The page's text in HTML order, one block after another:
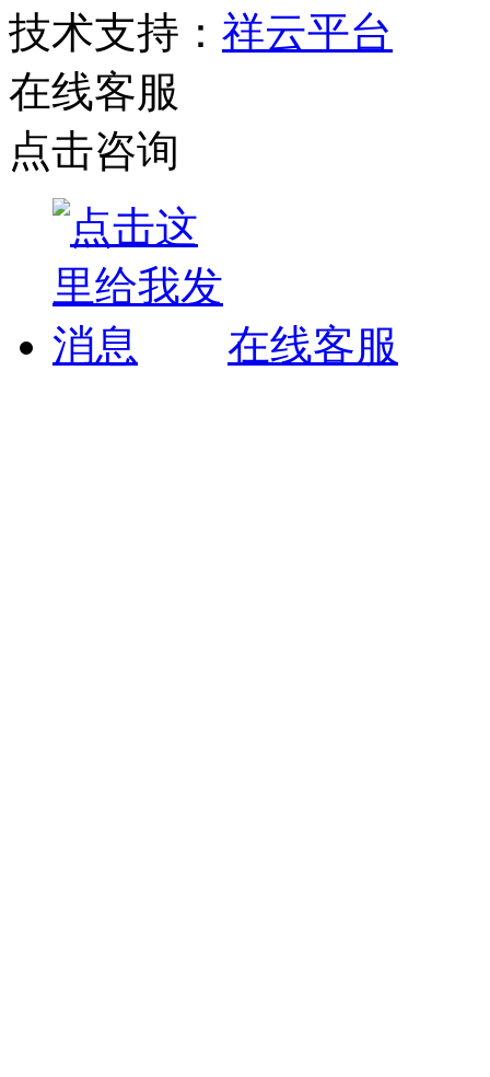
技术支持： 祥云平台
在线客服
点击咨询
在线客服